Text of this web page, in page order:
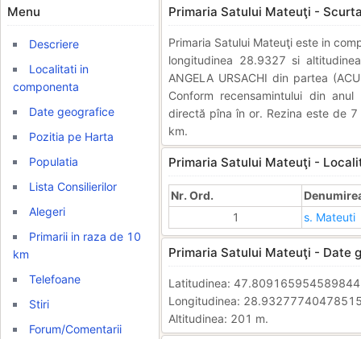
Menu
Descriere
Localitati in
componenta
Date geografice
Pozitia pe Harta
Populatia
Lista Consilierilor
Alegeri
Primarii in raza de 10
km
Telefoane
Stiri
Forum/Comentarii
Primaria Satului Mateuţi -
Primaria Satului Mateuţi este in
longitudinea 28.9327 si
ANGELA URSACHI din partea
Conform recensamintului din
directă pîna în or. Rezina este de
km.
Primaria Satului Mateuţi -
Nr. Ord.
1
s. Mateuti
Primaria Satului Mateuţi - Date
Latitudinea:
Longitudinea:
Altitudinea: 201 m.